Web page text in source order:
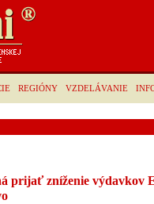
REGIÓNY VZDELÁVANIE
prijať zníženie výdavkov